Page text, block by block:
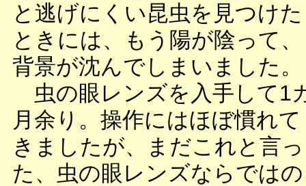
と逃げにくい昆虫を見つけた
ときには、もう陽が陰って、
背景が沈んでしまいました。
虫の眼レンズを入手して1
月余り。操作にはほぼ慣れて
きましたが、まだこれと言っ
た、虫の眼レンズならではの